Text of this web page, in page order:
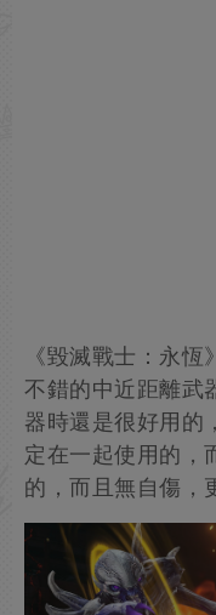
《毀滅戰士：永
不錯的中近距離武
器時還是很好用的
定在一起使用的，
的，而且無自傷，